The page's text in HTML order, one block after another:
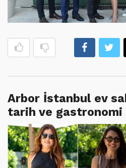
Arbor İstanbul ev
tarih ve gastronomi